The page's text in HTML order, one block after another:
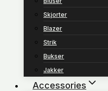
Skjorter
Blazer
Strik
Bukser
Jakker
Accessories